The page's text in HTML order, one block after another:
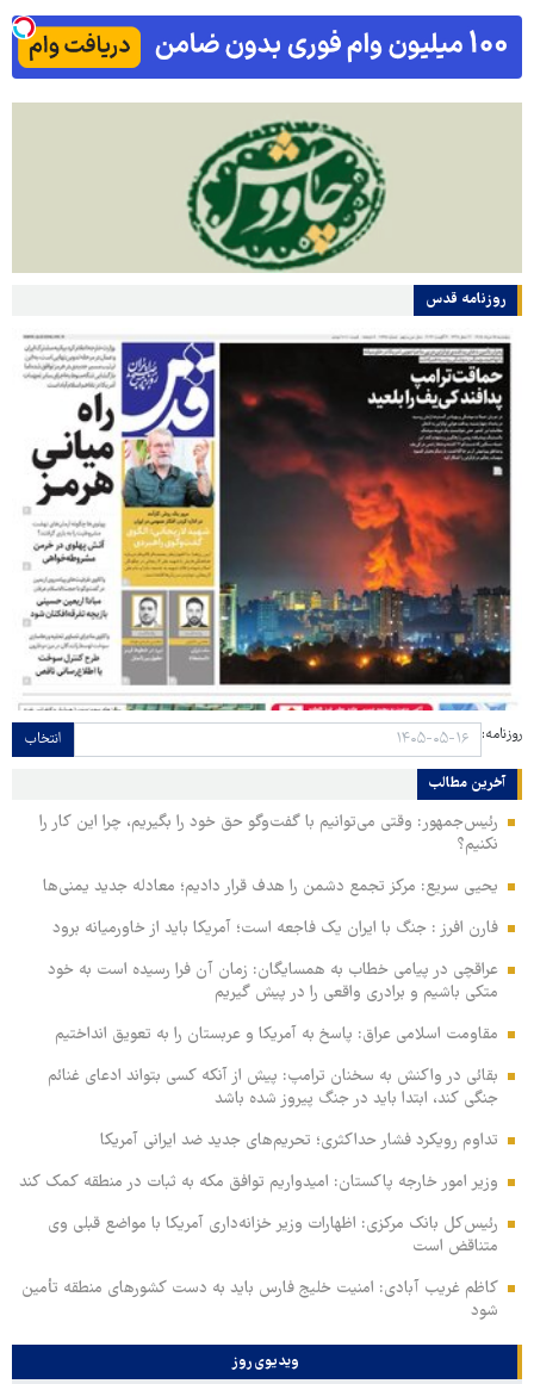
روزنامه قدس
روزنامه: انتخاب
آخرین مطالب
رئیس‌جمهور: وقتی می‌توانیم با گفت‌وگو حق خود را بگیریم، چرا این کار را
نکنیم؟
یحیی سریع: مرکز تجمع دشمن را هدف قرار دادیم؛ معادله جدید یمنی‌ها
فارن افرز : جنگ با ایران یک فاجعه است؛ آمریکا باید از خاورمیانه برود
عراقچی در پیامی خطاب به همسایگان: زمان آن فرا رسیده است به خود
متکی باشیم و برادری واقعی را در پیش گیریم
مقاومت اسلامی عراق: پاسخ به آمریکا و عربستان را به تعویق انداختیم
بقائی در واکنش به سخنان ترامپ: پیش از آنکه کسی بتواند ادعای غنائم
جنگی کند، ابتدا باید در جنگ پیروز شده باشد
تداوم رویکرد فشار حداکثری؛ تحریم‌های جدید ضد ایرانی آمریکا
وزیر امور خارجه پاکستان: امیدواریم توافق مکه به ثبات در منطقه کمک کند
رئیس‌کل بانک مرکزی: اظهارات وزیر خزانه‌داری آمریکا با مواضع قبلی وی
متناقض است
کاظم غریب آبادی: امنیت خلیج فارس باید به دست کشورهای منطقه تأمین
شود
ویدیوی روز